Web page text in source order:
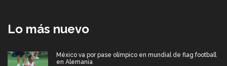
Lo más nuevo
México va por pase olímpico en mundial de flag football
en Alemania